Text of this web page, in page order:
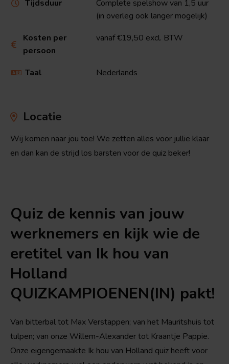
 Tijdsduur
Complete spelshow van 1,5 uur
(in overleg ook langer mogelijk)

Kosten per
persoon
vanaf €19,50 excl. BTW
 Taal Nederlands
Locatie
Wij komen naar jou toe! We zetten alles voor jullie klaar
en dan kan de strijd los barsten voor de quiz beker!
Quiz de kennis van jouw
werknemers en kijk wie de
eretitel van Ik hou van
Holland
QUIZKAMPIOENEN(IN) pakt!
Van bitterbal tot Max Verstappen; van het Mauritshuis tot
tulpen; van onze Willem-Alexander tot Kraantje Pappie.
Onze eigengemaakte Ik hou van Holland quiz heeft voor